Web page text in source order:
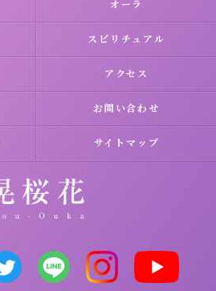
オーラ
スピリチュアル
アクセス
お問い合わせ
サイトマップ